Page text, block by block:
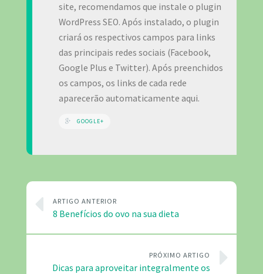
site, recomendamos que instale o plugin
WordPress SEO. Após instalado, o plugin
criará os respectivos campos para links
das principais redes sociais (Facebook,
Google Plus e Twitter). Após preenchidos
os campos, os links de cada rede
aparecerão automaticamente aqui.
GOOGLE+
ARTIGO ANTERIOR
8 Benefícios do ovo na sua dieta
PRÓXIMO ARTIGO
Dicas para aproveitar integralmente os